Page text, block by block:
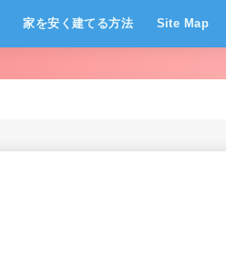
家を安く建てる方法 Site Map